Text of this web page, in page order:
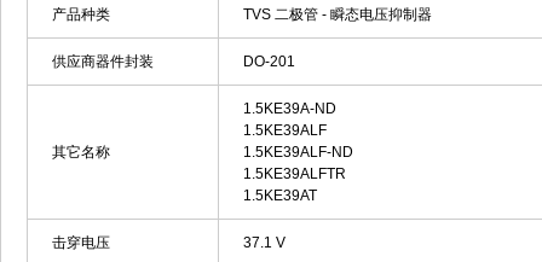
产品种类 TVS 二极管 - 瞬态电压抑制器
供应商器件封装 DO-201
其它名称
1.5KE39A-ND
1.5KE39ALF
1.5KE39ALF-ND
1.5KE39ALFTR
1.5KE39AT
击穿电压 37.1 V